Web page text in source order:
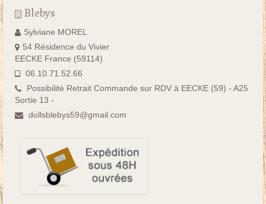
Blebys
Sylviane MOREL
54 Résidence du Vivier
EECKE France (59114)
06.10.71.52.66
Possibilité Retrait Commande sur RDV à EECKE (59) - A25
Sortie 13 -
dollsblebys59@gmail.com